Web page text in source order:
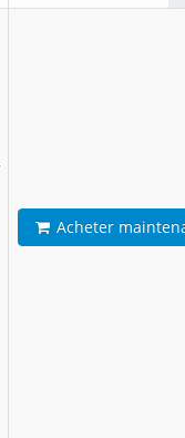
Acheter